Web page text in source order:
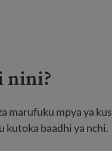
nini?
marufuku mpya ya
kutoka baadhi ya nchi.